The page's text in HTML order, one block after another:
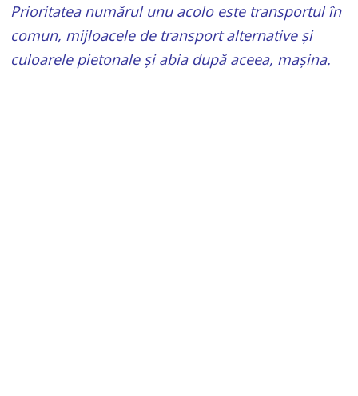
Prioritatea numărul unu acolo este transportul în
comun, mijloacele de transport alternative și
culoarele pietonale și abia după aceea, mașina.